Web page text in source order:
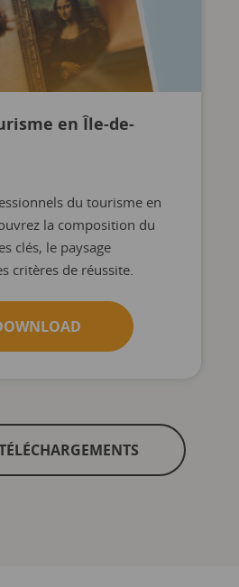
en Île-de-
du tourisme en
la composition du
clés, le paysage
critères de réussite.